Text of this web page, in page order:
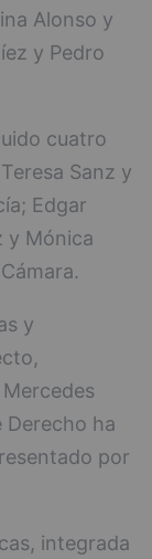
Alonso y
y Pedro
cuatro
Sanz y
Edgar
y Mónica
y
Derecho ha
por
integrada